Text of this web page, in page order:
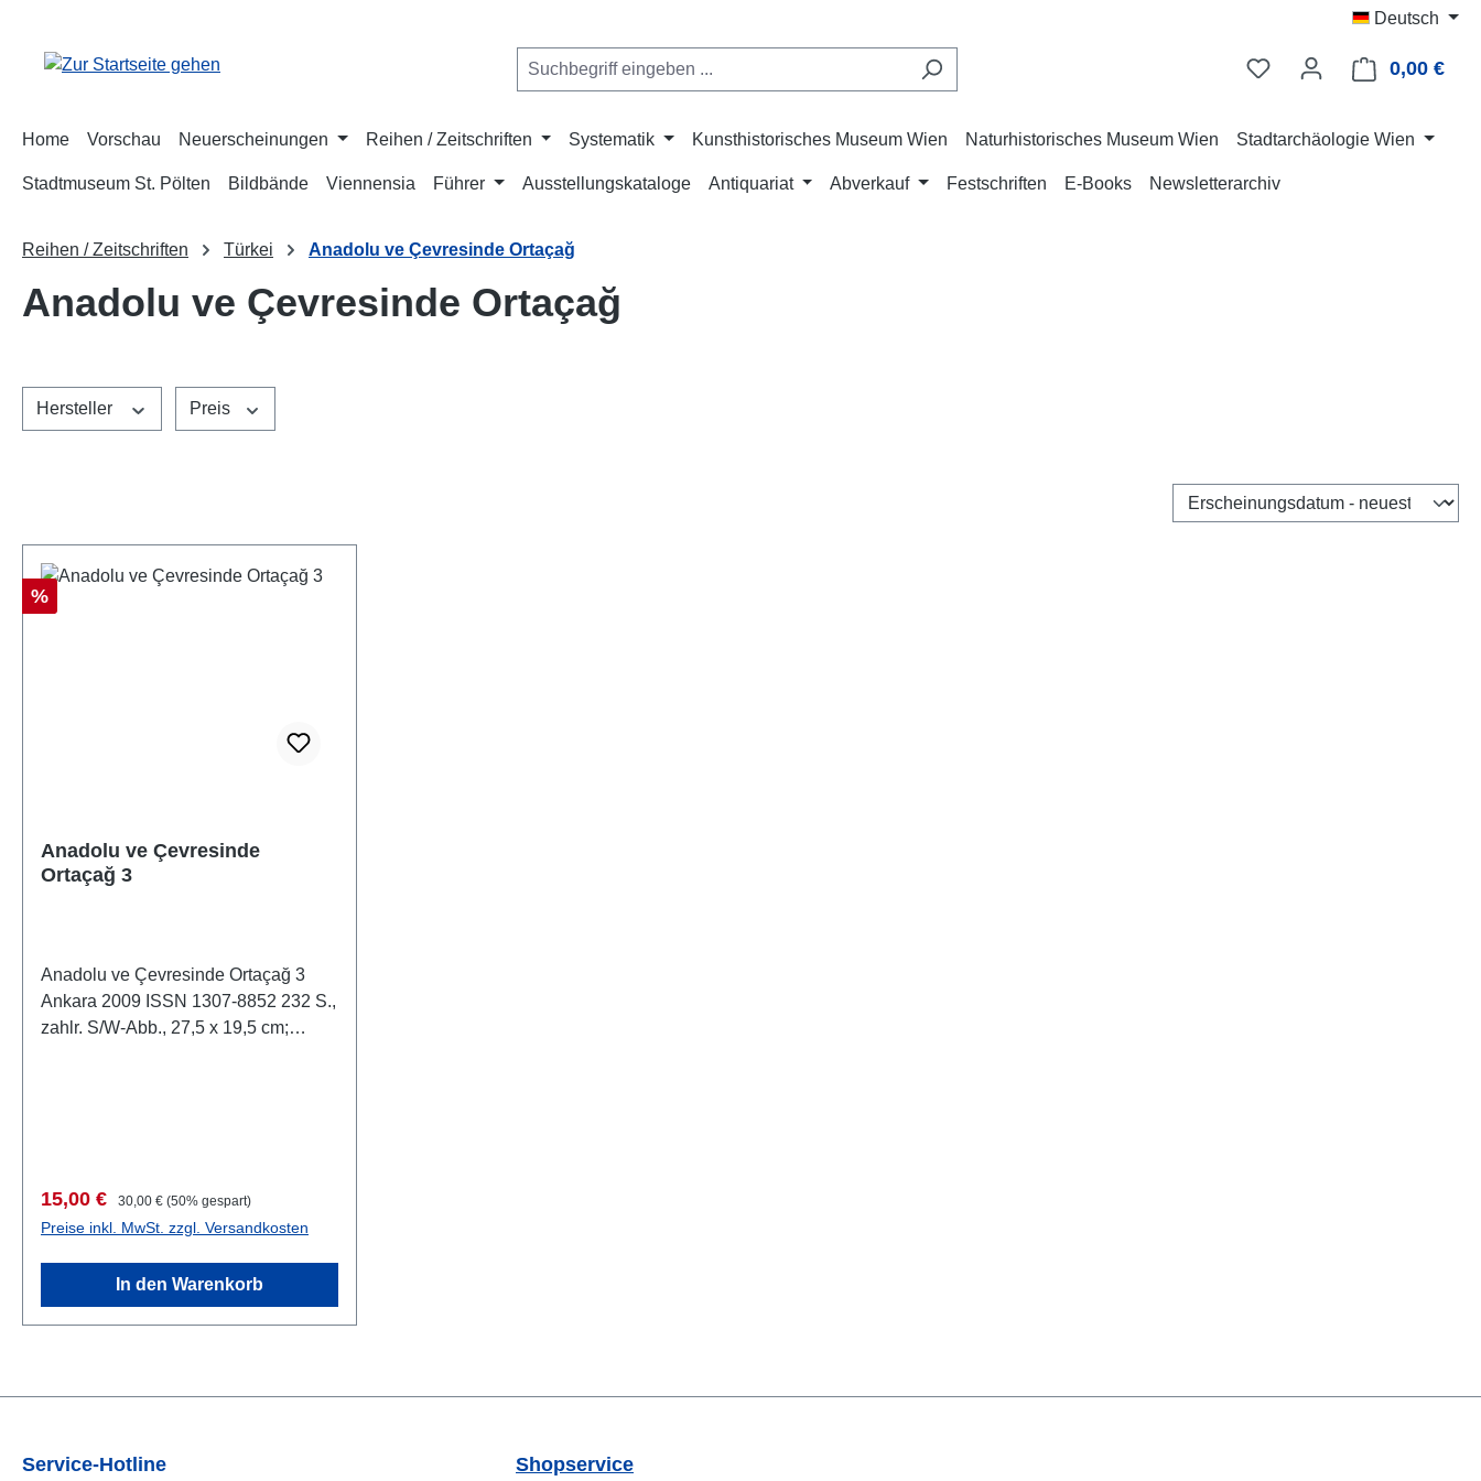
Deutsch
0,00 €
Home Vorschau Neuerscheinungen Reihen / Zeitschriften Systematik Kunsthistorisches Museum Wien Naturhistorisches Museum Wien Stadtarchäologie Wien
Stadtmuseum St. Pölten Bildbände Viennensia Führer Ausstellungskataloge Antiquariat Abverkauf Festschriften E-Books Newsletterarchiv
Reihen / Zeitschriften Türkei Anadolu ve Çevresinde Ortaçağ
Anadolu ve Çevresinde Ortaçağ
Hersteller Preis
Rabatt
%
Anadolu ve Çevresinde
Ortaçağ 3
Anadolu ve Çevresinde Ortaçağ 3
Ankara 2009 ISSN 1307-8852 232 S.,
zahlr. S/W-Abb., 27,5 x 19,5 cm;
Verkaufspreis:
15,00 € Regulärer Preis:
30,00 € (50% gespart)
Preise inkl. MwSt. zzgl. Versandkosten
In den Warenkorb
Service-Hotline Shopservice